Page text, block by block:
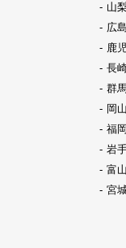
山
広
鹿
長
群
岡
福
岩
富
宮